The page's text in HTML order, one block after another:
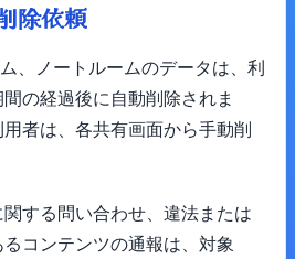
除依頼
、ノートルームのデータは、利
の経過後に自動削除されま
者は、各共有画面から手動削
する問い合わせ、違法または
コンテンツの通報は、対象